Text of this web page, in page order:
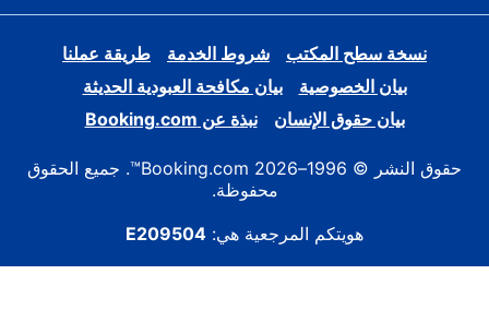
نسخة سطح المكتب شروط الخدمة
طريقة عملنا
بيان الخصوصية
بيان مكافحة العبودية الحديثة
بيان حقوق الإنسان
نبذة عن Booking.com
حقوق النشر © 1996–2026 Booking.com™. جميع الحقوق
محفوظة.
هويتكم المرجعية هي: E209504